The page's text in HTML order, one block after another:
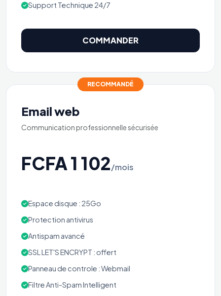
Support Technique 24/7
COMMANDER
RECOMMANDÉ
Email web
Communication professionnelle sécurisée
FCFA 1 102/mois
Espace disque : 25Go
Protection antivirus
Antispam avancé
SSL LET'S ENCRYPT : offert
Panneau de controle : Webmail
Filtre Anti-Spam Intelligent